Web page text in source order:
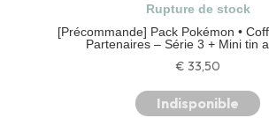
Rupture de stock
[Précommande] Pack Pokémon •
Partenaires – Série 3 + Mini tin
€ 33,50
Indisponible